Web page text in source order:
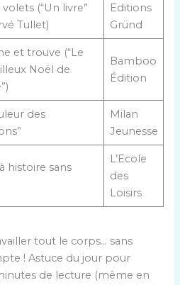
volets (“Un livre”
Tullet)
Editions
Gründ
et trouve (“Le
Noël de
Bamboo
Édition
des
Milan
Jeunesse
histoire sans
L’Ecole
des
Loisirs
tout le corps… sans
! Astuce du jour pour
de lecture (même en